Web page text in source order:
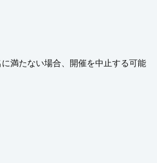
ない場合、開催を中止する可能